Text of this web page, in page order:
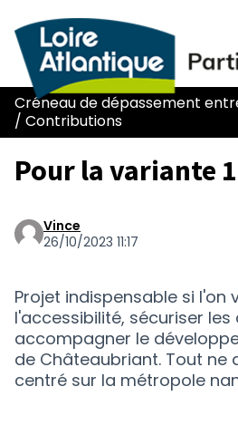
/ Contributions
Pour la variante 1
Vince
26/10/2023 11:17
Projet indispensable si l'on
l'accessibilité, sécuriser
accompagner le
de Châteaubriant. Tout ne
centré sur la métropole